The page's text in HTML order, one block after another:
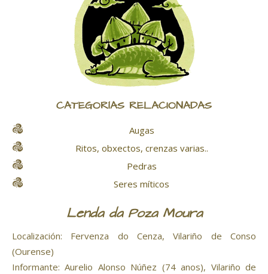
CATEGORÍAS RELACIONADAS
Augas
Ritos, obxectos, crenzas varias..
Pedras
Seres míticos
Lenda da Poza Moura
Localización: Fervenza do Cenza, Vilariño de Conso
(Ourense)
Informante: Aurelio Alonso Núñez (74 anos), Vilariño de